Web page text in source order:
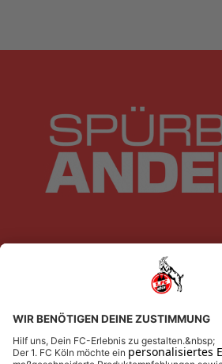
Newsletter-